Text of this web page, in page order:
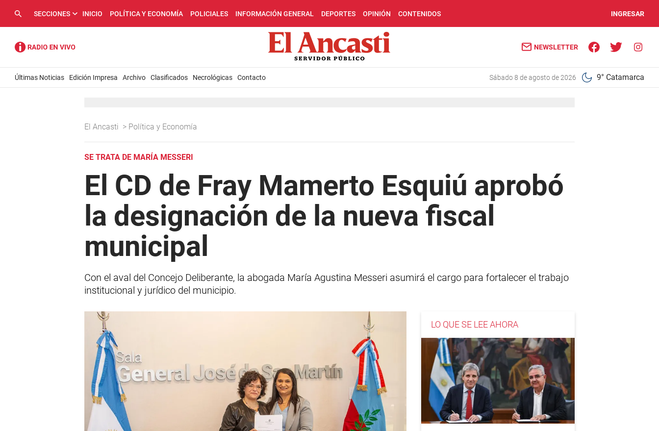
SECCIONES INICIO POLÍTICA Y ECONOMÍA POLICIALES INFORMACIÓN GENERAL DEPORTES OPINIÓN CONTENIDOS INGRESAR
NEWSLETTER
Últimas Noticias Edición Impresa Archivo Clasificados Necrológicas Contacto sábado 8 de agosto de 2026 9° Catamarca
El Ancasti > Política y Economía
SE TRATA DE MARÍA MESSERI
El CD de Fray Mamerto Esquiú aprobó
la designación de la nueva fiscal
municipal
Con el aval del Concejo Deliberante, la abogada María Agustina Messeri asumirá el cargo para fortalecer el trabajo
institucional y jurídico del municipio.
LO QUE SE LEE AHORA